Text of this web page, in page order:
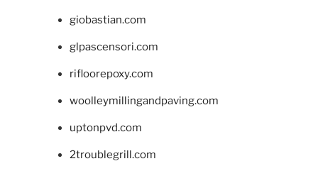
giobastian.com
glpascensori.com
rifloorepoxy.com
woolleymillingandpaving.com
uptonpvd.com
2troublegrill.com